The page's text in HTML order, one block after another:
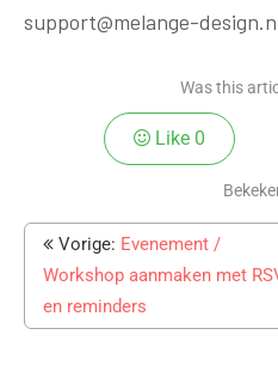
support@melange-
Was this
Like 0
Vorige: Evenement /
Workshop aanmaken met
en reminders